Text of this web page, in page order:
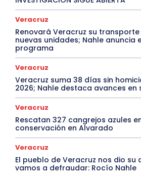
Veracruz
Renovará Veracruz su
nuevas unidades; Nahle anuncia
programa
Veracruz
Veracruz suma 38 días sin
2026; Nahle destaca avances en
Veracruz
Rescatan 327 cangrejos azules
conservación en Alvarado
Veracruz
El pueblo de Veracruz nos dio su
vamos a defraudar: Rocío Nahle